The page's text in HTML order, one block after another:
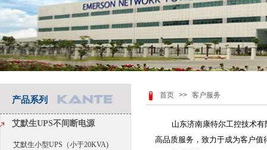
首页 >> 客户服务
产品系列
艾默生UPS不间断电源
山东济南康特尔工控技术
高品质服务，致力于成为客户
艾默生小型UPS（小于20KVA)